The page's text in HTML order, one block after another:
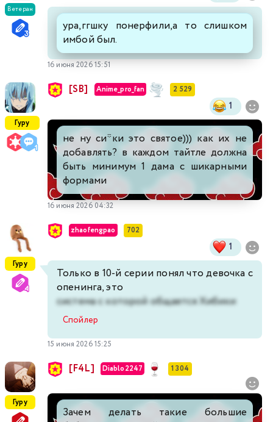
Ветеран
ура,ггшку понерфили,а то слишком
имбой был.
16 июня 2026 15:51
Гуру
[SB] Anime_pro_fan 2 529
1
не ну си*ки это святое))) как их не
добавлять? в каждом тайтле должна
быть минимум 1 дама с шикарными
формами
16 июня 2026 04:32
Гуру
zhaofengpao 702
1
Только в 10-й серии понял что девочка с
опенинга, это
система с которой общается Хибики
Спойлер
15 июня 2026 15:25
Гуру
[F4L] Diablo2247 1 304
Зачем делать такие большие